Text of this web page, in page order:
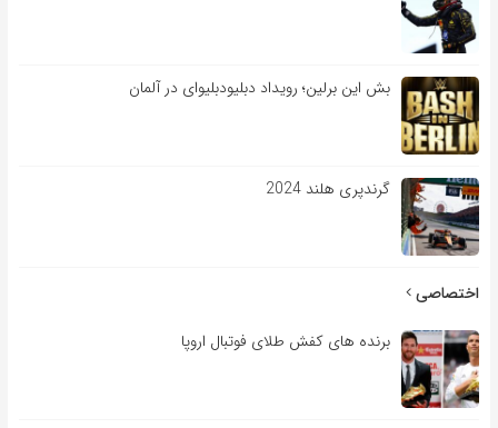
بش این برلین؛ رویداد دبلیودبلیوای در آلمان
گرندپری هلند 2024
اختصاصی
برنده های کفش طلای فوتبال اروپا